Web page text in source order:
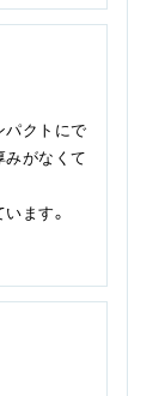
パクトにで
みがなくて
ます。